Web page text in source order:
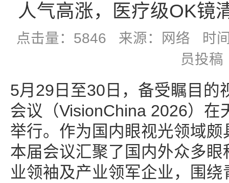
人气高涨，医疗级OK镜
点击量：5846 来源：网络 时
员投稿
5月29日至30日，备受瞩目的
会议（VisionChina 2026）在
举行。作为国内眼视光领域
本届会议汇聚了国内外众多
业领袖及产业领军企业，围